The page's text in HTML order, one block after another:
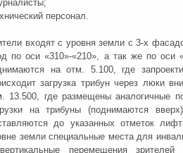
персонал.
входят с уровня земли с 3-х
по оси «310»-«210», а так же по оси
на отм. 5.100, где
загрузка трибун через люки
13.500, где размещены аналогичные
на трибуны (поднимаются
до указанных отметок
земли специальные места для
перемещения